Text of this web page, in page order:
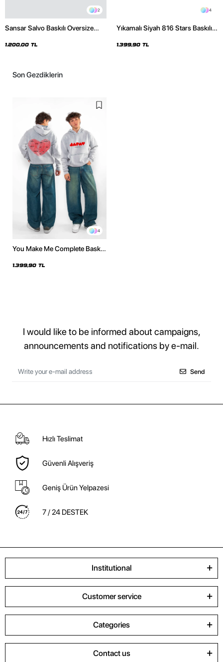
2
Sansar Salvo Baskılı Oversize
1.200,00 TL
4
Yıkamalı Siyah 816 Stars Baskılı
1.399,90 TL
Son Gezdiklerin
4
You Make Me Complete Baskılı
Beyaz Hoodie
1.399,90 TL
I would like to be informed about campaigns,
announcements and notifications by e-mail.
Send
Hızlı Teslimat
Güvenli Alışveriş
Geniş Ürün Yelpazesi
7 / 24 DESTEK
Institutional
Customer service
Categories
Contact us